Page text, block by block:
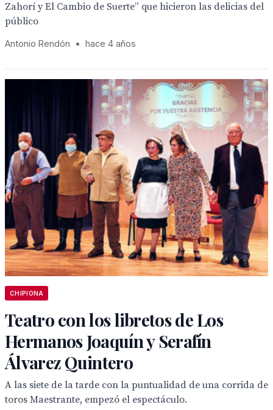
Zahorí y El Cambio de Suerte” que hicieron las delicias del
público
Antonio Rendón • hace 4 años
CHIPIONA
Teatro con los libretos de Los
Hermanos Joaquín y Serafín
Álvarez Quintero
A las siete de la tarde con la puntualidad de una corrida de
toros Maestrante, empezó el espectáculo.